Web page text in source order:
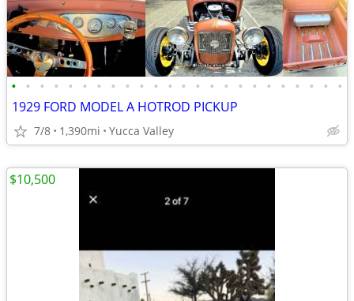
• • • • • • • • • • • • • • • • • • • • • • • •
1929 FORD MODEL A HOTROD PICKUP
7/8 1,390mi Yucca Valley
$10,500